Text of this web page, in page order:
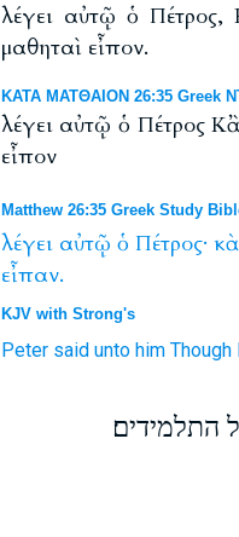
λέγει αὐτῷ ὁ
μαθηταὶ εἶπον.
ΚΑΤΑ ΜΑΤΘΑΙΟΝ 26:35 Greek
λέγει αὐτῷ ὁ Πέτρος
εἶπον
Matthew 26:35 Greek Study
λέγει αὐτῷ ὁ Πέτρος·
εἶπαν.
KJV with Strong's
Peter said unto him Though